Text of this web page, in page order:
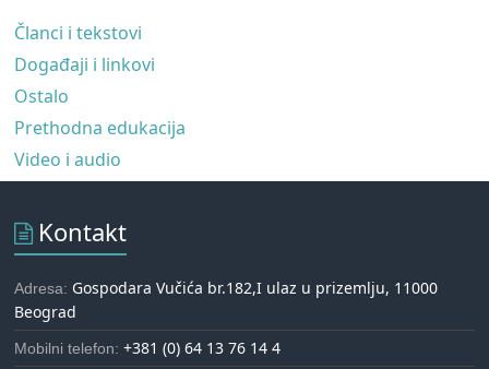
Članci i tekstovi
Događaji i linkovi
Ostalo
Prethodna edukacija
Video i audio
Kontakt
Adresa: Gospodara Vučića br.182,I ulaz u prizemlju, 11000
Beograd
Mobilni telefon:+381 (0) 64 13 76 14 4